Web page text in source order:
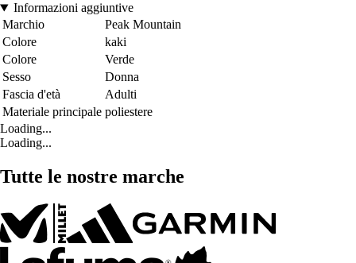
Informazioni aggiuntive
Marchio
Peak Mountain
Colore
kaki
Colore
Verde
Sesso
Donna
Fascia d'età
Adulti
Materiale principale poliestere
Loading...
Loading...
Tutte le nostre marche